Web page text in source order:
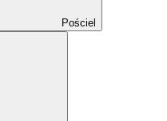
Pościel